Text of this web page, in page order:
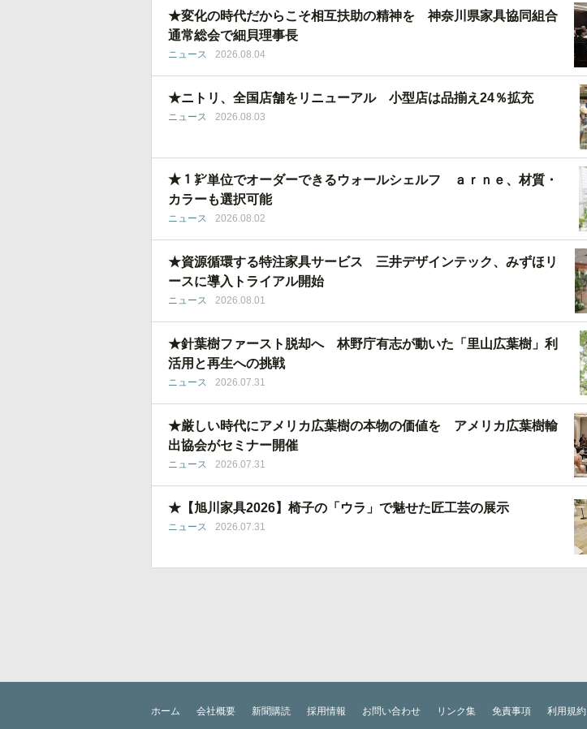
★変化の時代だからこそ相互扶助の精神を 神奈川県家具協同組合
通常総会で細貝理事長
ニュース 2026.08.04
★ニトリ、全国店舗をリニューアル 小型店は品揃え24％拡充
ニュース 2026.08.03
★１㌢単位でオーダーできるウォールシェルフ ａｒｎｅ、材質・
カラーも選択可能
ニュース 2026.08.02
★資源循環する特注家具サービス 三井デザインテック、みずほリ
ースに導入トライアル開始
ニュース 2026.08.01
★針葉樹ファースト脱却へ 林野庁有志が動いた「里山広葉樹」利
活用と再生への挑戦
ニュース 2026.07.31
★厳しい時代にアメリカ広葉樹の本物の価値を アメリカ広葉樹輸
出協会がセミナー開催
ニュース 2026.07.31
★【旭川家具2026】椅子の「ウラ」で魅せた匠工芸の展示
ニュース 2026.07.31
ホーム 会社概要 新聞購読 採用情報 お問い合わせ リンク集 免責事項 利用規約